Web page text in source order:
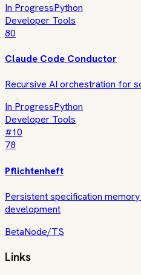
In ProgressPython
Developer Tools
80
Claude Code Conductor
Recursive AI orchestration for
In ProgressPython
Developer Tools
#10
78
Pflichtenheft
Persistent specification
development
BetaNode/TS
Links